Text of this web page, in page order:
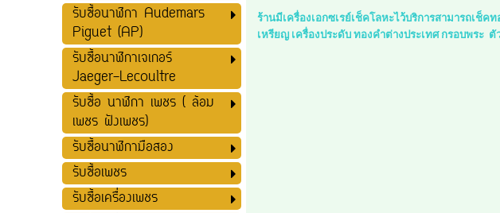
รับซื้อนาฬิกา Audemars
Piguet (AP)
รับซื้อนาฬิกาเจเกอร์
Jaeger-Lecoultre
รับซื้อ นาฬิกา เพชร ( ล้อม
เพชร ฝังเพชร)
รับซื้อนาฬิกามือสอง
รับซื้อเพชร
รับซื้อเครื่องเพชร
ร้านมีเครื่องเอกซเรย์เช็คโลหะไว้บริการสามารถเช็ค
เหรียญ เครื่องประดับ ทองคำต่างประเทศ กรอบพระ